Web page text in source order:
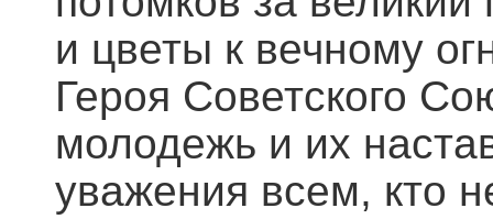
и цветы к вечному
Героя Советского
молодежь и их
уважения всем, кто